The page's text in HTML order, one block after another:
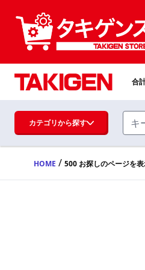
ハンドル・取手・つ
FA・A
合
カテゴリから探す
HOME / 500 お探しのページを